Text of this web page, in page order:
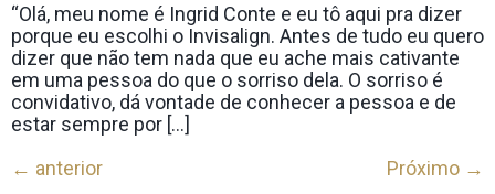
“Olá, meu nome é Ingrid Conte e eu tô aqui pra dizer
porque eu escolhi o Invisalign. Antes de tudo eu quero
dizer que não tem nada que eu ache mais cativante
em uma pessoa do que o sorriso dela. O sorriso é
convidativo, dá vontade de conhecer a pessoa e de
estar sempre por […]
← anterior Próximo →